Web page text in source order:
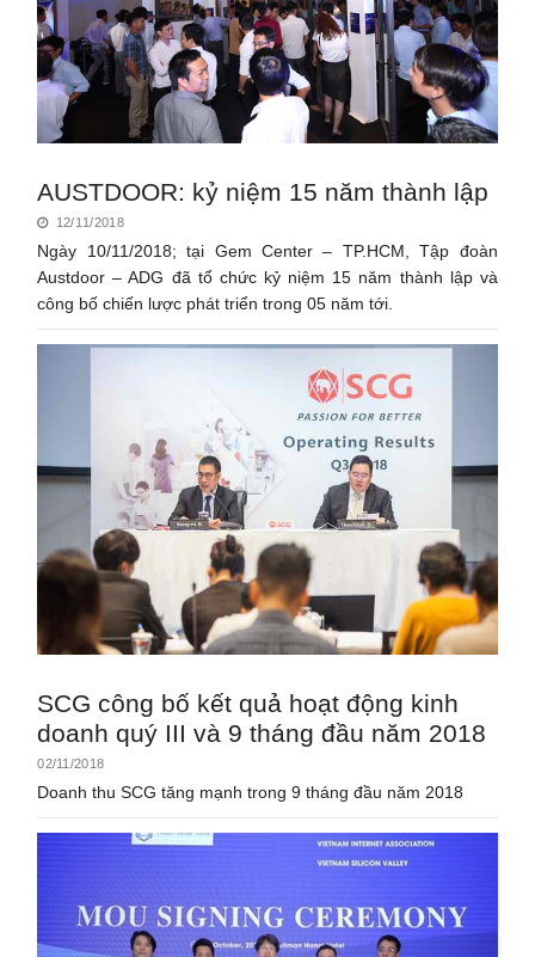
AUSTDOOR: kỷ niệm 15 năm thành lập
12/11/2018
Ngày 10/11/2018; tại Gem Center – TP.HCM, Tập đoàn
Austdoor – ADG đã tổ chức kỷ niệm 15 năm thành lập và
công bố chiến lược phát triển trong 05 năm tới.
SCG công bố kết quả hoạt động kinh
doanh quý III và 9 tháng đầu năm 2018
02/11/2018
Doanh thu SCG tăng mạnh trong 9 tháng đầu năm 2018